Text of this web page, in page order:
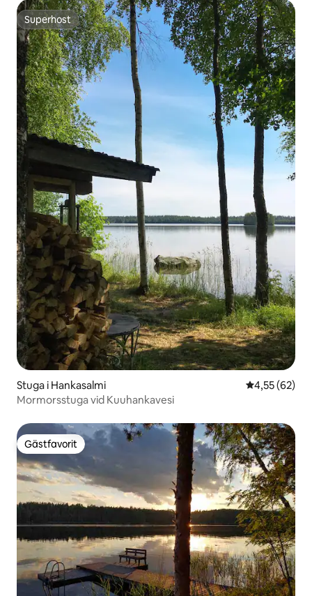
Superhost
Superhost
Stuga i Hankasalmi 4,55 av 5 i
4,55 (62)
Mormorsstuga vid Kuuhankavesi
Gästfavorit
Gästfavorit